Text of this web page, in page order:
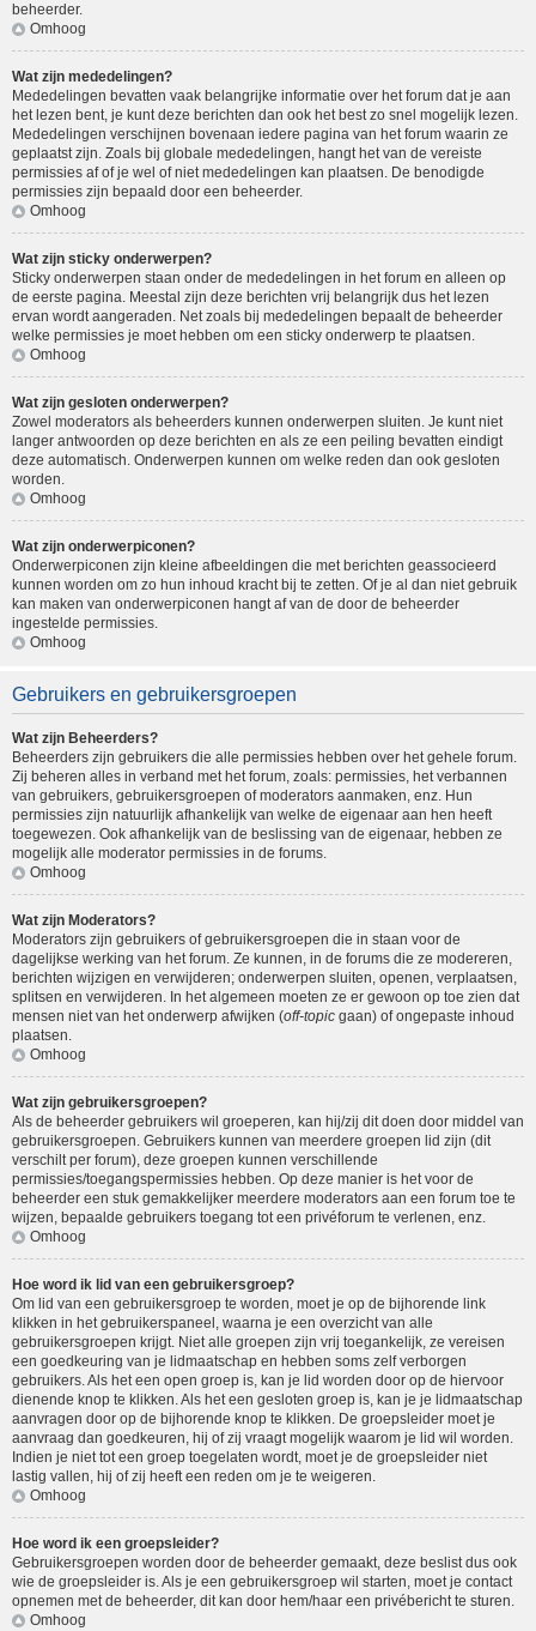
beheerder.
Omhoog
Wat zijn mededelingen?
Mededelingen bevatten vaak belangrijke informatie over het forum dat je aan
het lezen bent, je kunt deze berichten dan ook het best zo snel mogelijk lezen.
Mededelingen verschijnen bovenaan iedere pagina van het forum waarin ze
geplaatst zijn. Zoals bij globale mededelingen, hangt het van de vereiste
permissies af of je wel of niet mededelingen kan plaatsen. De benodigde
permissies zijn bepaald door een beheerder.
Omhoog
Wat zijn sticky onderwerpen?
Sticky onderwerpen staan onder de mededelingen in het forum en alleen op
de eerste pagina. Meestal zijn deze berichten vrij belangrijk dus het lezen
ervan wordt aangeraden. Net zoals bij mededelingen bepaalt de beheerder
welke permissies je moet hebben om een sticky onderwerp te plaatsen.
Omhoog
Wat zijn gesloten onderwerpen?
Zowel moderators als beheerders kunnen onderwerpen sluiten. Je kunt niet
langer antwoorden op deze berichten en als ze een peiling bevatten eindigt
deze automatisch. Onderwerpen kunnen om welke reden dan ook gesloten
worden.
Omhoog
Wat zijn onderwerpiconen?
Onderwerpiconen zijn kleine afbeeldingen die met berichten geassocieerd
kunnen worden om zo hun inhoud kracht bij te zetten. Of je al dan niet gebruik
kan maken van onderwerpiconen hangt af van de door de beheerder
ingestelde permissies.
Omhoog
Gebruikers en gebruikersgroepen
Wat zijn Beheerders?
Beheerders zijn gebruikers die alle permissies hebben over het gehele forum.
Zij beheren alles in verband met het forum, zoals: permissies, het verbannen
van gebruikers, gebruikersgroepen of moderators aanmaken, enz. Hun
permissies zijn natuurlijk afhankelijk van welke de eigenaar aan hen heeft
toegewezen. Ook afhankelijk van de beslissing van de eigenaar, hebben ze
mogelijk alle moderator permissies in de forums.
Omhoog
Wat zijn Moderators?
Moderators zijn gebruikers of gebruikersgroepen die in staan voor de
dagelijkse werking van het forum. Ze kunnen, in de forums die ze modereren,
berichten wijzigen en verwijderen; onderwerpen sluiten, openen, verplaatsen,
splitsen en verwijderen. In het algemeen moeten ze er gewoon op toe zien dat
mensen niet van het onderwerp afwijken (off-topic gaan) of ongepaste inhoud
plaatsen.
Omhoog
Wat zijn gebruikersgroepen?
Als de beheerder gebruikers wil groeperen, kan hij/zij dit doen door middel van
gebruikersgroepen. Gebruikers kunnen van meerdere groepen lid zijn (dit
verschilt per forum), deze groepen kunnen verschillende
permissies/toegangspermissies hebben. Op deze manier is het voor de
beheerder een stuk gemakkelijker meerdere moderators aan een forum toe te
wijzen, bepaalde gebruikers toegang tot een privéforum te verlenen, enz.
Omhoog
Hoe word ik lid van een gebruikersgroep?
Om lid van een gebruikersgroep te worden, moet je op de bijhorende link
klikken in het gebruikerspaneel, waarna je een overzicht van alle
gebruikersgroepen krijgt. Niet alle groepen zijn vrij toegankelijk, ze vereisen
een goedkeuring van je lidmaatschap en hebben soms zelf verborgen
gebruikers. Als het een open groep is, kan je lid worden door op de hiervoor
dienende knop te klikken. Als het een gesloten groep is, kan je je lidmaatschap
aanvragen door op de bijhorende knop te klikken. De groepsleider moet je
aanvraag dan goedkeuren, hij of zij vraagt mogelijk waarom je lid wil worden.
Indien je niet tot een groep toegelaten wordt, moet je de groepsleider niet
lastig vallen, hij of zij heeft een reden om je te weigeren.
Omhoog
Hoe word ik een groepsleider?
Gebruikersgroepen worden door de beheerder gemaakt, deze beslist dus ook
wie de groepsleider is. Als je een gebruikersgroep wil starten, moet je contact
opnemen met de beheerder, dit kan door hem/haar een privébericht te sturen.
Omhoog